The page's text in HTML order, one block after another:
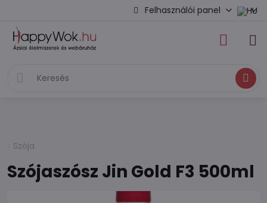
Felhasználói panel
Keresés
Szója
Szójaszósz Jin Gold F3 500ml